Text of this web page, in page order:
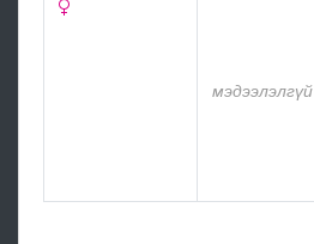
мэдээлэлгүй